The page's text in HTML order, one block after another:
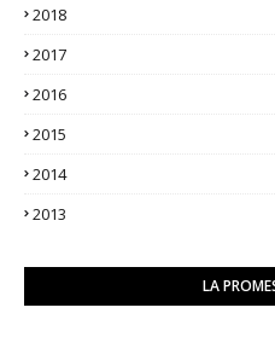
2018
2017
2016
2015
2014
2013
LA